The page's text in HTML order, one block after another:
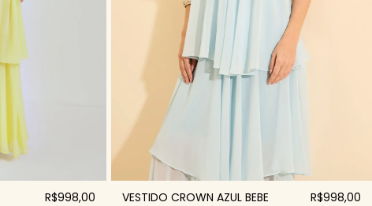
R$998,00 VESTIDO CROWN AZUL BEBE R$998,00